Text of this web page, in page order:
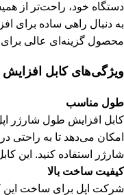
دستگاه خود، راحت‌تر از
به دنبال راهی ساده برای
محصول گزینه‌ای عالی برای
ویژگی‌های کابل
طول مناسب
کابل افزایش طول شارژر
امکان می‌دهد تا به راحتی
شارژر استفاده کنید. این کابل معمولاً بین 1.8
کیفیت ساخت بالا
شرکت اپل برای ساخت این